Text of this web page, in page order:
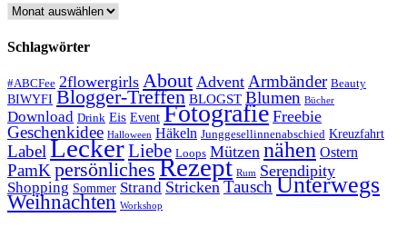
Archive
Schlagwörter
#ABCFee 2flowergirls About Advent Armbänder Beauty
BIWYFI Blogger-Treffen BLOGST Blumen Bücher
Download Drink Eis Event Fotografie Freebie
Geschenkidee Halloween Häkeln Junggesellinnenabschied Kreuzfahrt
LabelLeckerLiebe Loops Mützen nähen Ostern
PamKpersönliches Rezept Rum Serendipity
Shopping Sommer Strand Stricken TauschUnterwegs
Weihnachten Workshop